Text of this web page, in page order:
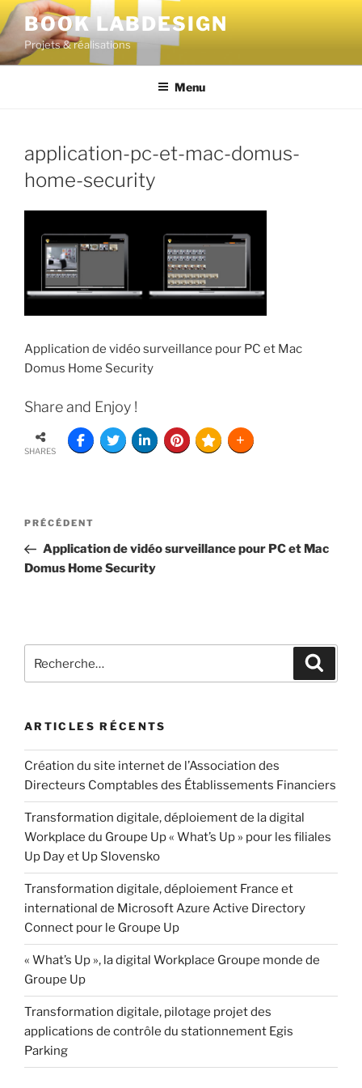
BOOK LABDESIGN
Projets & réalisations
Menu
application-pc-et-mac-domus-
home-security
Application de vidéo surveillance pour PC et Mac
Domus Home Security
Share and Enjoy !
SHARES
PRÉCÉDENT
Application de vidéo surveillance pour PC et Mac
Domus Home Security
ARTICLES RÉCENTS
Création du site internet de l’Association des
Directeurs Comptables des Établissements Financiers
Transformation digitale, déploiement de la digital
Workplace du Groupe Up « What’s Up » pour les filiales
Up Day et Up Slovensko
Transformation digitale, déploiement France et
international de Microsoft Azure Active Directory
Connect pour le Groupe Up
« What’s Up », la digital Workplace Groupe monde de
Groupe Up
Transformation digitale, pilotage projet des
applications de contrôle du stationnement Egis
Parking